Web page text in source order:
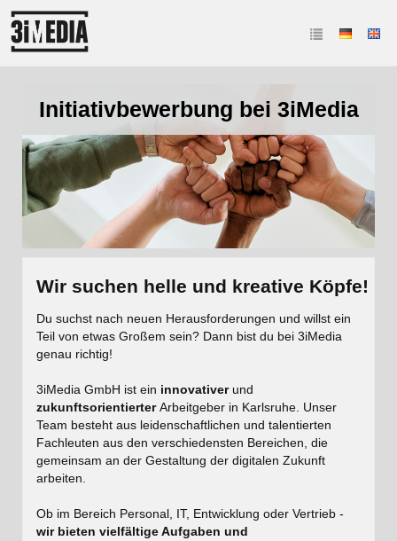
Initiativbewerbung bei 3iMedia
Wir suchen helle und kreative Köpfe!
Du suchst nach neuen Herausforderungen und willst ein
Teil von etwas Großem sein? Dann bist du bei 3iMedia
genau richtig!
3iMedia GmbH ist ein innovativer und
zukunftsorientierterArbeitgeber in Karlsruhe. Unser
Team besteht aus leidenschaftlichen und talentierten
Fachleuten aus den verschiedensten Bereichen, die
gemeinsam an der Gestaltung der digitalen Zukunft
arbeiten.
Ob im Bereich Personal, IT, Entwicklung oder Vertrieb -
wir bieten vielfältige Aufgaben und